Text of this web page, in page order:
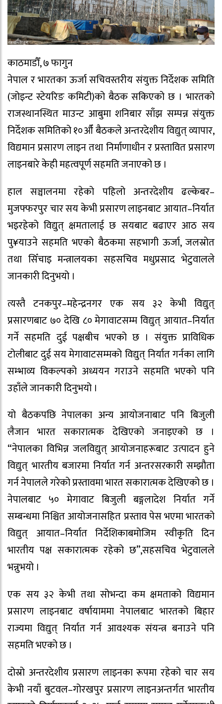
काठमाडौँ, ७ फागुन
नेपाल र भारतका ऊर्जा सचिवस्तरीय संयुक्त निर्देशक समिति
(जोइन्ट स्टेयरिङ कमिटी)को बैठक सकिएको छ । भारतको
राजस्थानस्थित माउन्ट आबुमा शनिबार साँझ सम्पन्न संयुक्त
निर्देशक समितिको १०औँ बैठकले अन्तरदेशीय विद्युत् व्यापार,
विद्यमान प्रसारण लाइन तथा निर्माणाधीन र प्रस्तावित प्रसारण
लाइनबारे केही महत्वपूर्ण सहमति जनाएको छ ।
हाल सञ्चालनमा रहेको पहिलो अन्तरदेशीय ढल्केबर–
मुजफ्फरपुर चार सय केभी प्रसारण लाइनबाट आयात–निर्यात
भइरहेको विद्युत् क्षमतालाई छ सयबाट बढाएर आठ सय
पु¥याउने सहमति भएको बैठकमा सहभागी ऊर्जा, जलस्रोत
तथा सिँचाइ मन्त्रालयका सहसचिव मधुप्रसाद भेटुवालले
जानकारी दिनुभयो ।
त्यस्तै टनकपुर–महेन्द्रनगर एक सय ३२ केभी विद्युत्
प्रसारणबाट ७० देखि ८० मेगावाटसम्म विद्युत् आयात–निर्यात
गर्ने सहमति दुई पक्षबीच भएको छ । संयुक्त प्राविधिक
टोलीबाट दुई सय मेगावाटसम्मको विद्युत् निर्यात गर्नका लागि
सम्भाव्य विकल्पको अध्ययन गराउने सहमति भएको पनि
उहाँले जानकारी दिनुभयो ।
यो बैठकपछि नेपालका अन्य आयोजनाबाट पनि बिजुली
लैजान भारत सकारात्मक देखिएको जनाइएको छ ।
“नेपालका विभिन्न जलविद्युत् आयोजनाहरूबाट उत्पादन हुने
विद्युत् भारतीय बजारमा निर्यात गर्न अन्तरसरकारी सम्झौता
गर्न नेपालले गरेको प्रस्तावमा भारत सकारात्मक देखिएको छ ।
नेपालबाट ५० मेगावाट बिजुली बङ्गलादेश निर्यात गर्ने
सम्बन्धमा निश्चित आयोजनासहित प्रस्ताव पेस भएमा भारतको
विद्युत् आयात–निर्यात निर्देशिकाबमोजिम स्वीकृति दिन
भारतीय पक्ष सकारात्मक रहेको छ”,सहसचिव भेटुवालले
भन्नुभयो ।
एक सय ३२ केभी तथा सोभन्दा कम क्षमताको विद्यमान
प्रसारण लाइनबाट वर्षायाममा नेपालबाट भारतको बिहार
राज्यमा विद्युत् निर्यात गर्न आवश्यक संयन्त्र बनाउने पनि
सहमति भएको छ ।
दोस्रो अन्तरदेशीय प्रसारण लाइनका रूपमा रहेको चार सय
केभी नयाँ बुटवल–गोरखपुर प्रसारण लाइनअन्तर्गत भारतीय